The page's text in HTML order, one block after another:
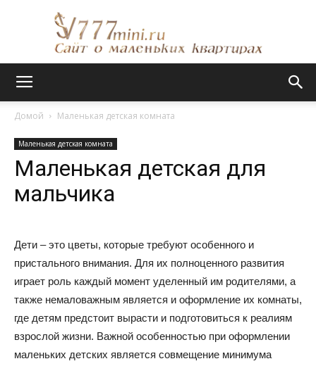
квартирах
и
Домой Маленькая детская комната
Маленькая детская комната
Маленькая детская для
мальчика
Дети – это цветы, которые требуют особенного и
пристального внимания. Для их полноценного развития
играет роль каждый момент уделенный им родителями, а
также немаловажным является и оформление их комнаты,
где детям предстоит вырасти и подготовиться к реалиям
взрослой жизни. Важной особенностью при оформлении
маленьких детских является совмещение минимума